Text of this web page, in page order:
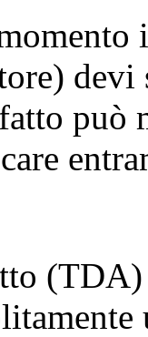
devi
può
(TDA)